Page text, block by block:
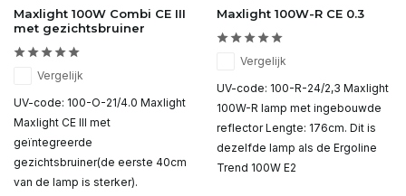
Maxlight 100W Combi CE III
met gezichtsbruiner
Vergelijk
UV-code: 100-O-21/4.0 Maxlight
Maxlight CE III met
geïntegreerde
gezichtsbruiner(de eerste 40cm
van de lamp is sterker).
Maxlight 100W-R CE 0.3
Vergelijk
UV-code: 100-R-24/2,3 Maxlight
100W-R lamp met ingebouwde
reflector Lengte: 176cm. Dit is
dezelfde lamp als de Ergoline
Trend 100W E2